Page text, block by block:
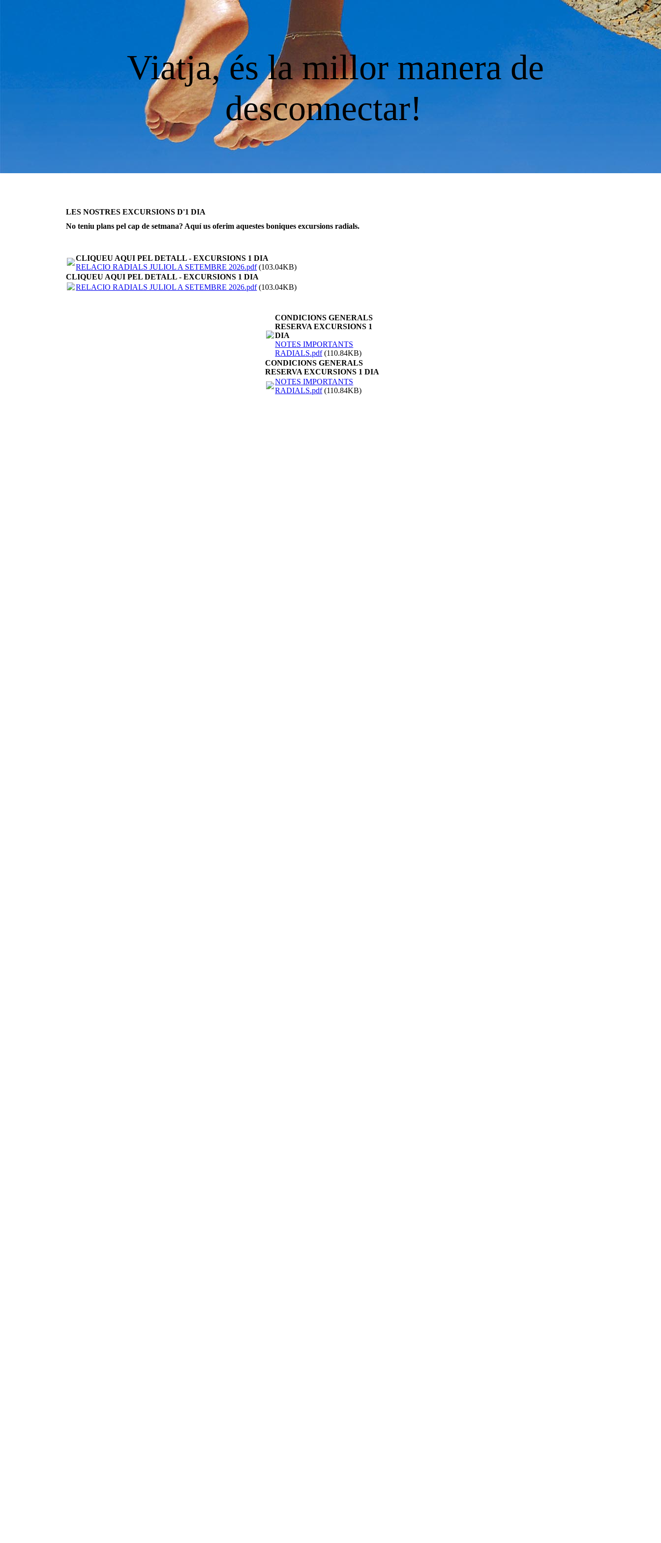
Viatja, és la millor manera de
desconnectar!
LES NOSTRES EXCURSIONS D'1 DIA
No teniu plans pel cap de setmana? Aquí us oferim aquestes boniques excursions radials.
CLIQUEU AQUI PEL DETALL - EXCURSIONS 1 DIA
RELACIO RADIALS JULIOL A SETEMBRE 2026.pdf(103.04KB)
CLIQUEU AQUI PEL DETALL - EXCURSIONS 1 DIA
RELACIO RADIALS JULIOL A SETEMBRE 2026.pdf(103.04KB)
CONDICIONS GENERALS
RESERVA EXCURSIONS 1
DIA
NOTES IMPORTANTS
RADIALS.pdf(110.84KB)
CONDICIONS GENERALS
RESERVA EXCURSIONS 1 DIA
NOTES IMPORTANTS
RADIALS.pdf(110.84KB)